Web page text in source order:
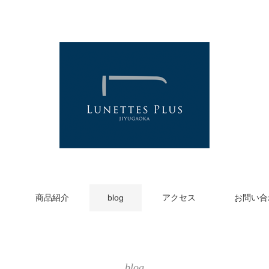
商品紹介 blog アクセス お問い